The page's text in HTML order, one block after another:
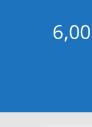
عنتدريب مُبتدئ بالتوظيف (ثانوية فأعلى) براتب يصل (6,000